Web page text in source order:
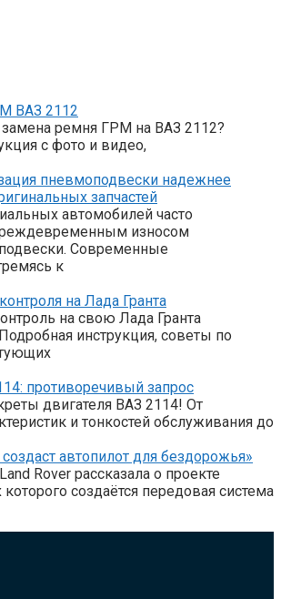
ВАЗ 2112
замена ремня ГРМ на ВАЗ 2112?
с фото и видео,
пневмоподвески надежнее
запчастей
автомобилей часто
износом
Современные
к
на Лада Гранта
на свою Лада Гранта
инструкция, советы по
противоречивый запрос
двигателя ВАЗ 2114! От
и тонкостей обслуживания до
автопилот для бездорожья»
Rover рассказала о проекте
которого создаётся передовая система